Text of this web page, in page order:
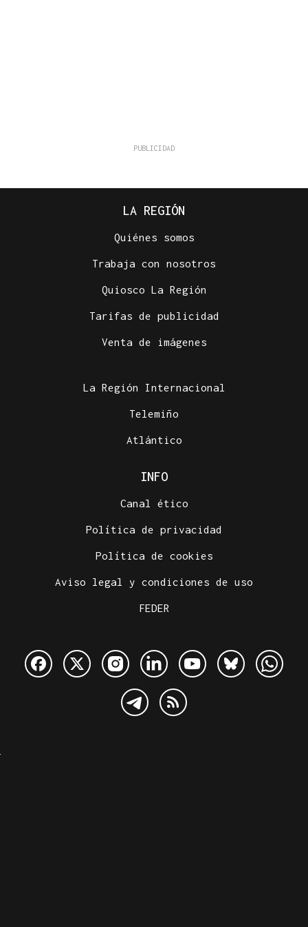
LA REGIÓN
Quiénes somos
Trabaja con nosotros
Quiosco La Región
Tarifas de publicidad
Venta de imágenes
La Región Internacional
Telemiño
Atlántico
INFO
Canal ético
Política de privacidad
Política de cookies
Aviso legal y condiciones de uso
FEDER